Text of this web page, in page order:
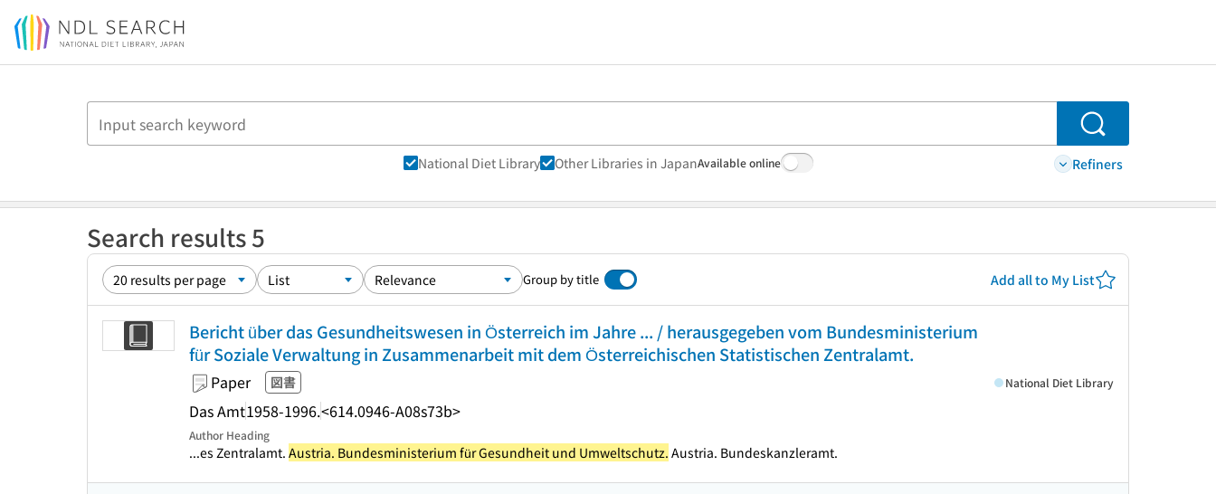
Jump to main content
Search
National Diet Library Other Libraries in JapanAvailable online Refiners
Search results 5
Group by title Add all to My List
Bericht über das Gesundheitswesen in Österreich im Jahre ... / herausgegeben vom Bundesministerium
für Soziale Verwaltung in Zusammenarbeit mit dem Österreichischen Statistischen Zentralamt.
Paper 図書
Das Amt1958-1996.<614.0946-A08s73b>
National Diet Library
Author Heading
...es Zentralamt. Austria. Bundesministerium für Gesundheit und Umweltschutz. Austria. Bundeskanzleramt.